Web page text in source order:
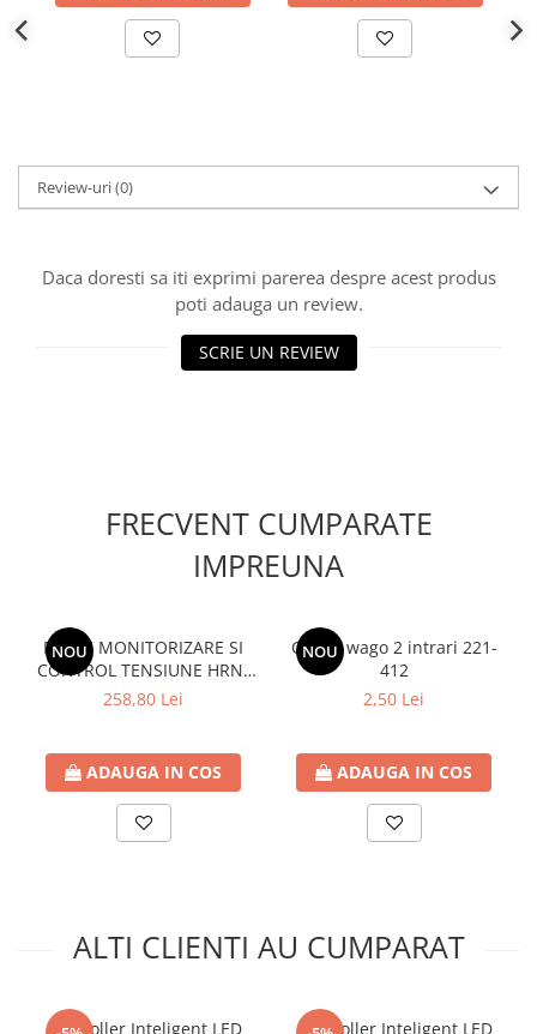
Review-uri(0)
Daca doresti sa iti exprimi parerea despre acest produs
poti adauga un review.
SCRIE UN REVIEW
FRECVENT CUMPARATE
IMPREUNA
NOU
RELEU MONITORIZARE SI
CONTROL TENSIUNE HRN-
31
258,80 Lei
ADAUGA IN COS
NOU
Clema wago 2 intrari 221-
412
2,50 Lei
ADAUGA IN COS
ALTI CLIENTI AU CUMPARAT
Controller Inteligent LED
Controller Inteligent LED